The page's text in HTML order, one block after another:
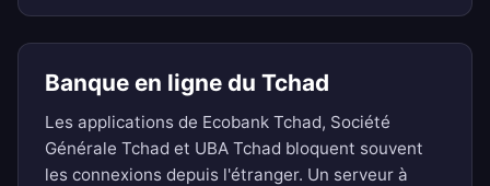
Banque en ligne du Tchad
Les applications de Ecobank Tchad, Société
Générale Tchad et UBA Tchad bloquent souvent
les connexions depuis l'étranger. Un serveur à